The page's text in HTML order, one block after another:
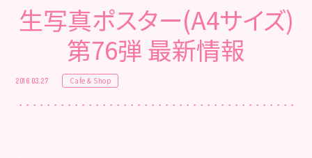
生写真ポスター(A4サイズ)
第76弾 最新情報
2016.03.27 Cafe & Shop